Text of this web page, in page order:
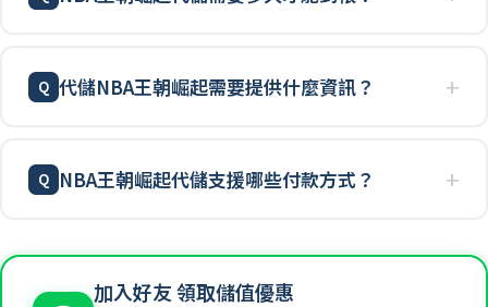
代儲NBA王朝崛起需要提供什麼資訊？
NBA王朝崛起代儲支援哪些付款方式？
加入好友 領取儲值優惠